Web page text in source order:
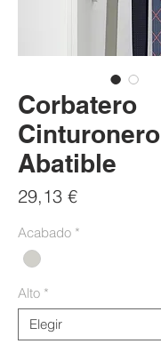
Corbatero
Cinturonero
Abatible
29,13 €Precio
Acabado *
Alto *